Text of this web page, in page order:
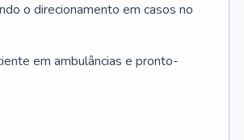
o direcionamento em casos no
em ambulâncias e pronto-